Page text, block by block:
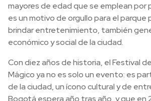
mayores de edad que se emplean por
es un motivo de orgullo para el parque
brindar entretenimiento, también
económico y social de la ciudad.
Con diez años de historia, el Festival
Mágico ya no es solo un evento: es
de la ciudad, un ícono cultural y de
Bogotá espera año tras año, y que en